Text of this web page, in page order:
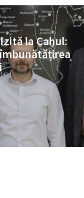
la Cahul: